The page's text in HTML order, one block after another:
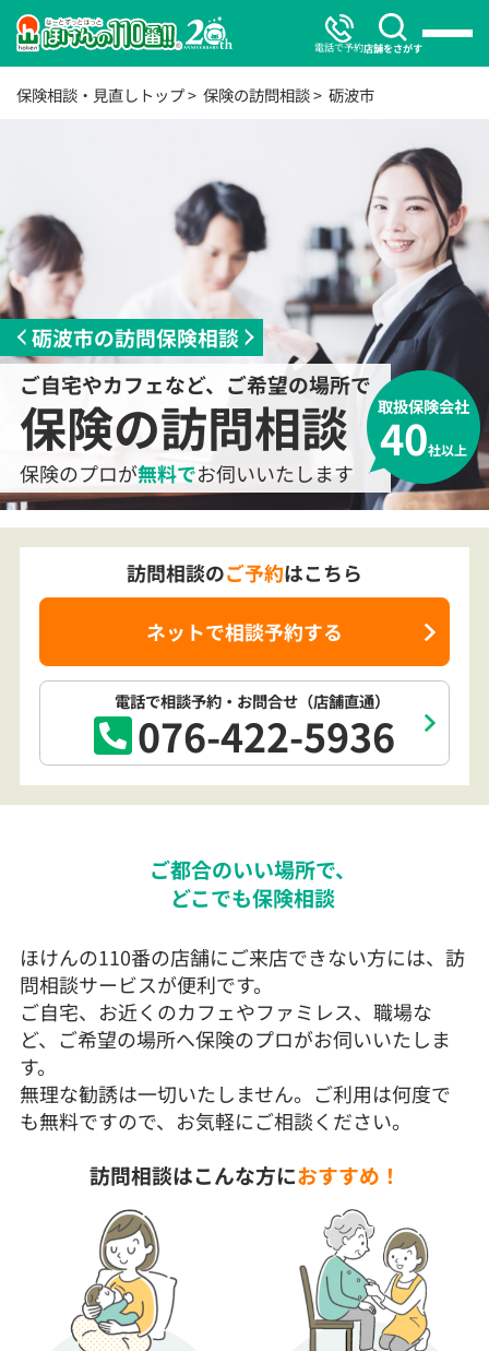
電話で予約店舗をさがす
保険相談・見直しトップ 保険の訪問相談 砺波市
砺波市の訪問保険相談
ご自宅やカフェなど、ご希望の場所で
保険の訪問相談
保険のプロが無料でお伺いいたします
取扱保険会社
40社以上
電話で相談予約 ・お問合せ （店舗直通）
076-422-5936
訪問相談のご予約はこちら
ネットで相談予約する
ご都合のいい場所で、
どこでも保険相談
ほけんの110番の店舗にご来店できない方には、訪
問相談サービスが便利です。
ご自宅、お近くのカフェやファミレス、職場な
ど、ご希望の場所へ保険のプロがお伺いいたしま
す。
無理な勧誘は一切いたしません。ご利用は何度で
も無料ですので、お気軽にご相談ください。
訪問相談はこんな方におすすめ！